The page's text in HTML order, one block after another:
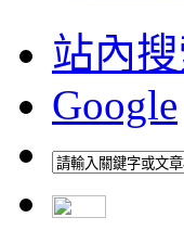
站內
Google